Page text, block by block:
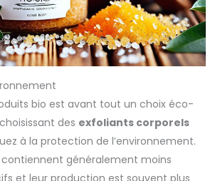
bio est avant tout un choix éco-
des exfoliants corporels
à la protection de l’environnement.
généralement moins